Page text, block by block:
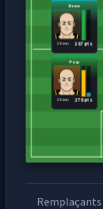
Pazy
278 pts
18 ans
Dewe
167 pts
18 ans
Remplaçants